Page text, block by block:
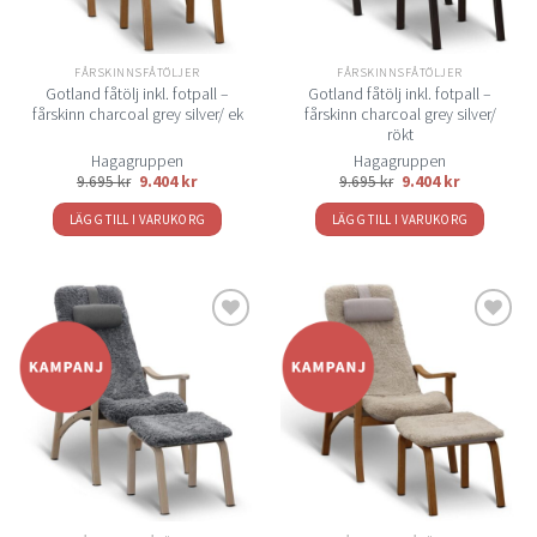
kan
väljas
på
produktsidan
väljas
produktsidan
FÅRSKINNSFÅTÖLJER
Gotland fåtölj inkl. fotpall –
fårskinn charcoal grey silver/ ek
Hagagruppen
9.695kr 9.404kr
LÄGG TILL I VARUKORG
FÅRSKINNSFÅTÖLJER
Gotland fåtölj inkl. fotpall –
fårskinn charcoal grey silver/
rökt
Hagagruppen
9.695kr 9.404kr
LÄGG TILL I VARUKORG
önskelistan
önskelistan